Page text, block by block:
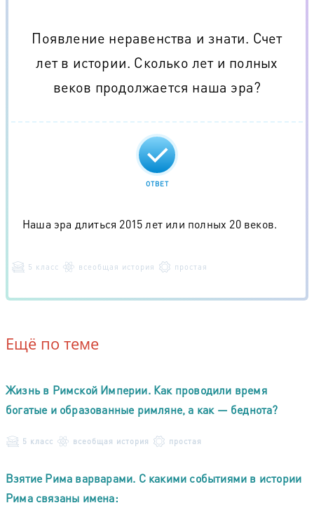
Появление неравенства и знати. Счет
лет в истории. Сколько лет и полных
веков продолжается наша эра?
ОТВЕТ
Наша эра длиться 2015 лет или полных 20 веков.
5 класс всеобщая история простая
Ещё по теме
Жизнь в Римской Империи. Как проводили время
богатые и образованные римляне, а как — беднота?
5 класс всеобщая история простая
Взятие Рима варварами. С какими событиями в истории
Рима связаны имена: